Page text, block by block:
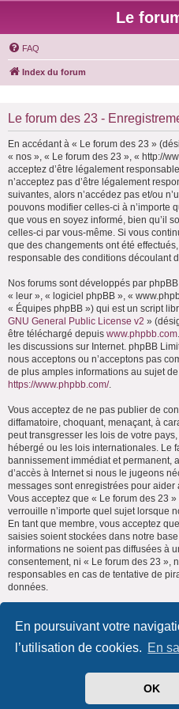
En poursuivant votre
l’utilisation de cookies. En
OK
Le
FAQ
Index du forum
Le forum des 23 -
En accédant à « Le forum des 23 »
« nos », « Le forum des 23 », « http://
acceptez d’être légalement
n’acceptez pas d’être légalement
suivantes, alors n’accédez pas et/ou
pouvons modifier celles-ci à n’importe
que vous en soyez informé, bien qu’il
celles-ci par vous-même. Si vous
que des changements ont été
responsable des conditions découlant
Nos forums sont développés par
« leur », « logiciel phpBB », «
« Équipes phpBB ») qui est un script
GNU General Public License v2 »
être téléchargé depuis www.phpbb.com
les discussions sur Internet. phpBB
nous acceptons ou n’acceptons pas
de plus amples informations au sujet
https://www.phpbb.com/.
Vous acceptez de ne pas publier de
diffamatoire, choquant, menaçant, à
peut transgresser les lois de votre
hébergé ou les lois internationales. Le
bannissement immédiat et permanent,
d’accès à Internet si nous le jugeons
messages sont enregistrées pour
Vous acceptez que « Le forum des 23
verrouille n’importe quel sujet lorsque
En tant que membre, vous acceptez
saisies soient stockées dans notre
informations ne soient pas diffusées à
consentement, ni « Le forum des 23 »,
responsables en cas de tentative de
données.
phpBB ®